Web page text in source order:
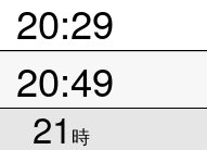
20:29
20:49
21 時